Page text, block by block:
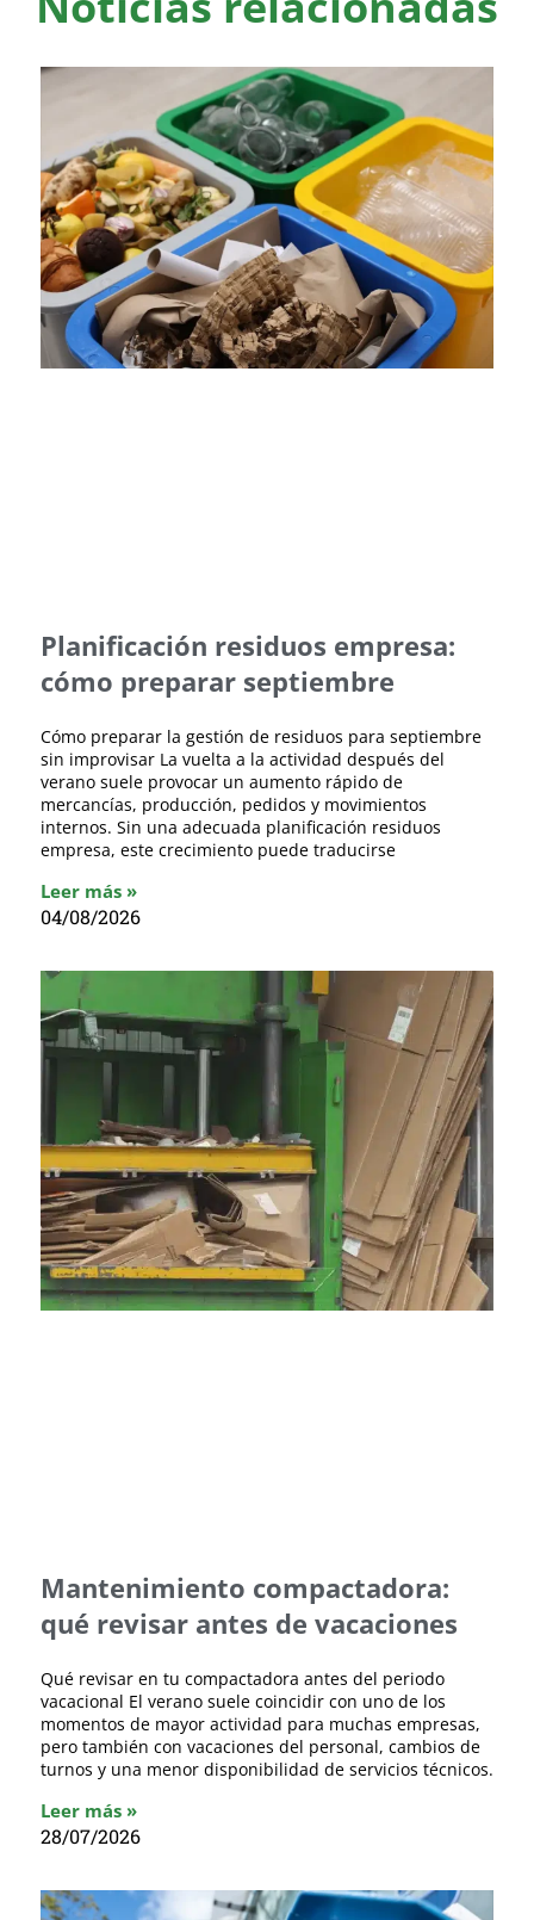
Planificación residuos empresa:
cómo preparar septiembre
Cómo preparar la gestión de residuos para septiembre
sin improvisar La vuelta a la actividad después del
verano suele provocar un aumento rápido de
mercancías, producción, pedidos y movimientos
internos. Sin una adecuada planificación residuos
empresa, este crecimiento puede traducirse
Leer más »
04/08/2026
Mantenimiento compactadora:
qué revisar antes de vacaciones
Qué revisar en tu compactadora antes del periodo
vacacional El verano suele coincidir con uno de los
momentos de mayor actividad para muchas empresas,
pero también con vacaciones del personal, cambios de
turnos y una menor disponibilidad de servicios técnicos.
Leer más »
28/07/2026